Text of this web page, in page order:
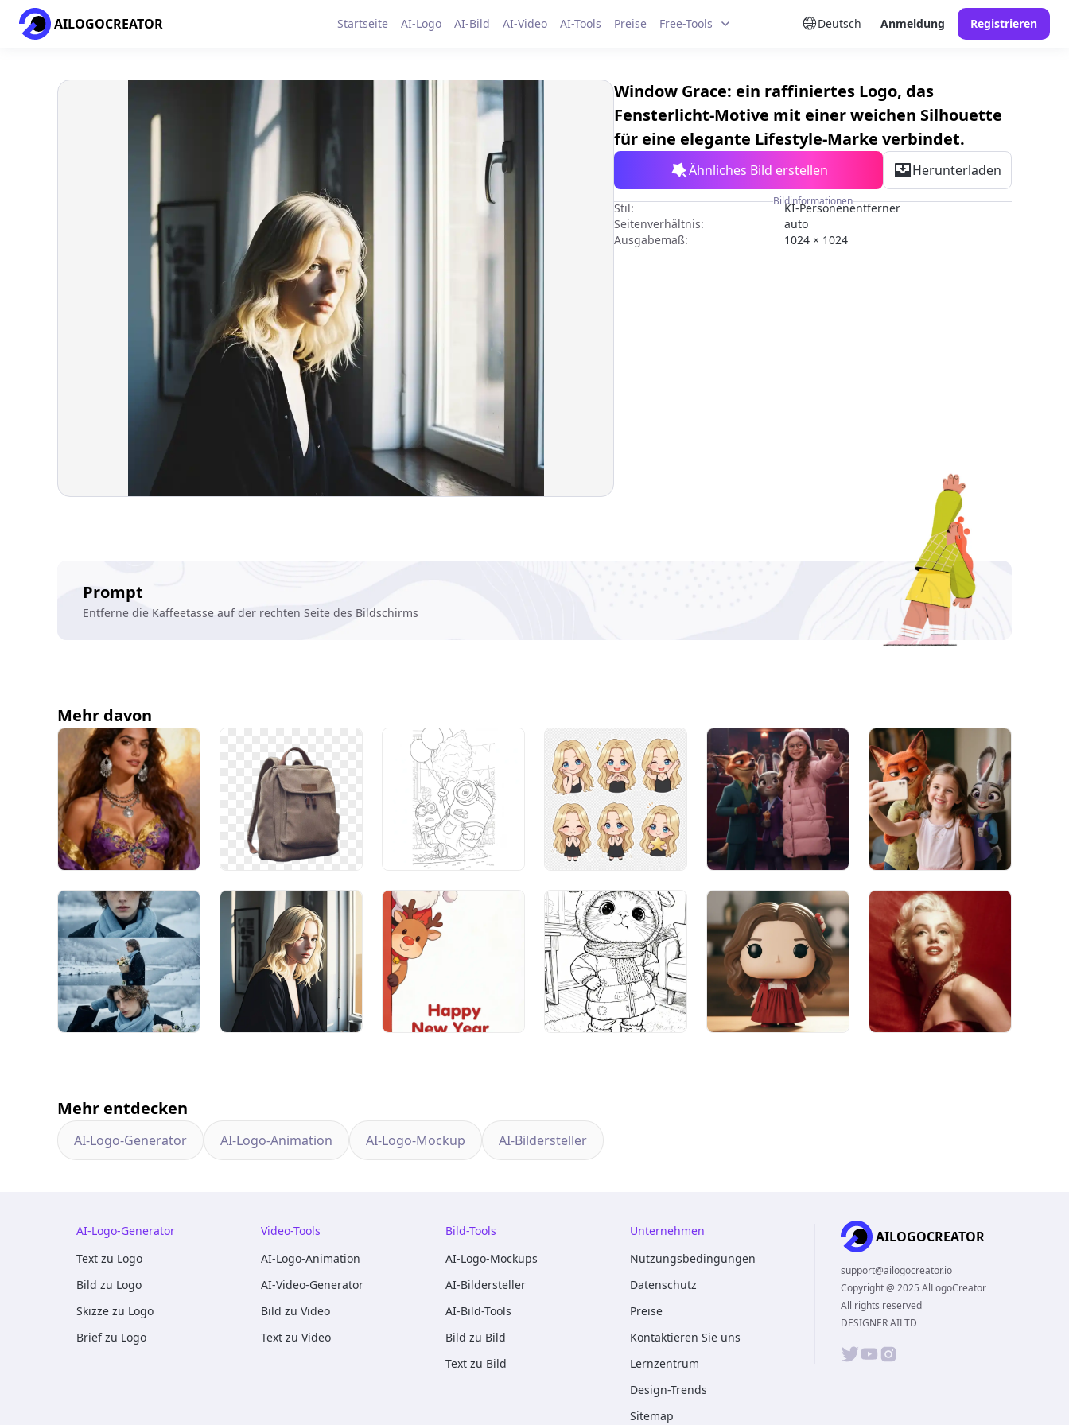
AILOGOCREATOR Startseite AI-Logo AI-Bild AI-Video AI-Tools Preise Free-Tools Deutsch Anmeldung Registrieren
Window Grace: ein raffiniertes Logo, das
Fensterlicht-Motive mit einer weichen Silhouette
für eine elegante Lifestyle-Marke verbindet.
Ähnliches Bild erstellen Herunterladen
Bildinformationen
Stil:
KI-Personenentferner
Seitenverhältnis:
auto
Ausgabemaß:
1024 × 1024
Prompt
Entferne die Kaffeetasse auf der rechten Seite des Bildschirms
Mehr davon
Mehr entdecken
AI-Logo-Generator AI-Logo-Animation AI-Logo-Mockup AI-Bildersteller
AI-Logo-Generator
Text zu Logo
Bild zu Logo
Skizze zu Logo
Brief zu Logo
Video-Tools
AI-Logo-Animation
AI-Video-Generator
Bild zu Video
Text zu Video
Bild-Tools
AI-Logo-Mockups
AI-Bildersteller
AI-Bild-Tools
Bild zu Bild
Text zu Bild
Unternehmen
Nutzungsbedingungen
Datenschutz
Preise
Kontaktieren Sie uns
Lernzentrum
Design-Trends
Sitemap
AILOGOCREATOR
support@ailogocreator.io
Copyright @ 2025 AlLogoCreator
All rights reserved
DESIGNER AILTD